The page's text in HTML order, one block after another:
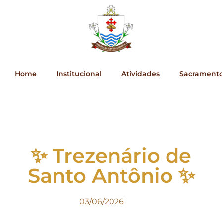
Home Institucional Atividades
✨ Trezenário de
Santo Antônio ✨
03/06/2026